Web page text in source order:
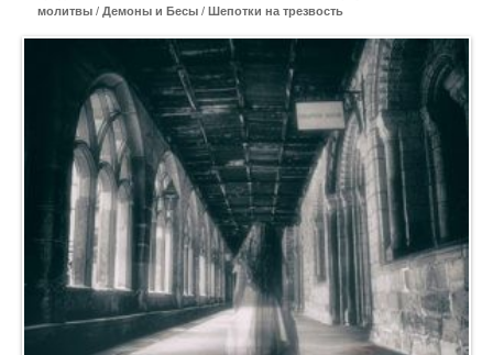
молитвы / Демоны и Бесы / Шепотки на трезвость